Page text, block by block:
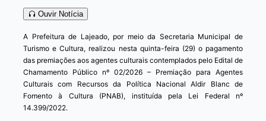
Ouvir Notícia
A Prefeitura de Lajeado, por meio da Secretaria Municipal de
Turismo e Cultura, realizou nesta quinta-feira (29) o pagamento
das premiações aos agentes culturais contemplados pelo Edital de
Chamamento Público nº 02/2026 – Premiação para Agentes
Culturais com Recursos da Política Nacional Aldir Blanc de
Fomento à Cultura (PNAB), instituída pela Lei Federal nº
14.399/2022.